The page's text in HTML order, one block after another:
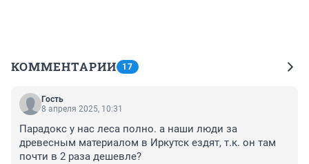
КОММЕНТАРИИ 17
Гость
8 апреля 2025, 10:31
Парадокс у нас леса полно. а наши люди за
древесным материалом в Иркутск ездят, т.к. он там
почти в 2 раза дешевле?